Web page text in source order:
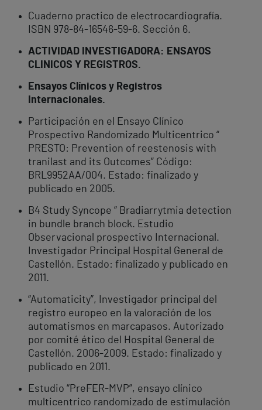
Cuaderno practico de electrocardiografía.
ISBN 978-84-16546-59-6. Sección 6.
ACTIVIDAD INVESTIGADORA: ENSAYOS
CLINICOS Y REGISTROS.
Ensayos Clínicos y Registros
Internacionales.
Participación en el Ensayo Clínico
Prospectivo Randomizado Multicentrico “
PRESTO: Prevention of reestenosis with
tranilast and its Outcomes” Código:
BRL9952AA/004. Estado: finalizado y
publicado en 2005.
B4 Study Syncope “ Bradiarrytmia detection
in bundle branch block. Estudio
Observacional prospectivo Internacional.
Investigador Principal Hospital General de
Castellón. Estado: finalizado y publicado en
2011.
“Automaticity”, Investigador principal del
registro europeo en la valoración de los
automatismos en marcapasos. Autorizado
por comité ético del Hospital General de
Castellón. 2006-2009. Estado: finalizado y
publicado en 2011.
Estudio “PreFER-MVP”, ensayo clínico
multicentrico randomizado de estimulación